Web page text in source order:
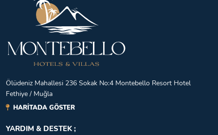
Ölüdeniz Mahallesi 236 Sokak No:4 Montebello Resort Hotel
Fethiye / Muğla
HARİTADA GÖSTER
YARDIM & DESTEK ;